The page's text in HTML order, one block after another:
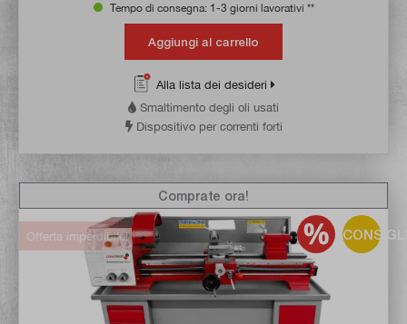
Tempo di consegna: 1-3 giorni lavorativi **
Aggiungi al carrello
Alla lista dei desideri
Smaltimento degli oli usati
Dispositivo per correnti forti
Offerta imperdibile!
Comprate ora!